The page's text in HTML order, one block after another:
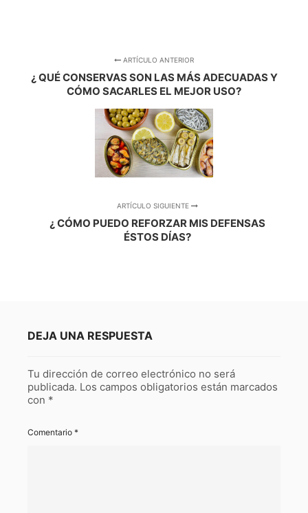
ARTÍCULO ANTERIOR
¿ QUÉ CONSERVAS SON LAS MÁS ADECUADAS Y
CÓMO SACARLES EL MEJOR USO?
ARTÍCULO SIGUIENTE
¿ CÓMO PUEDO REFORZAR MIS DEFENSAS
ÉSTOS DÍAS?
DEJA UNA RESPUESTA
Tu dirección de correo electrónico no será
publicada. Los campos obligatorios están marcados
con *
Comentario *